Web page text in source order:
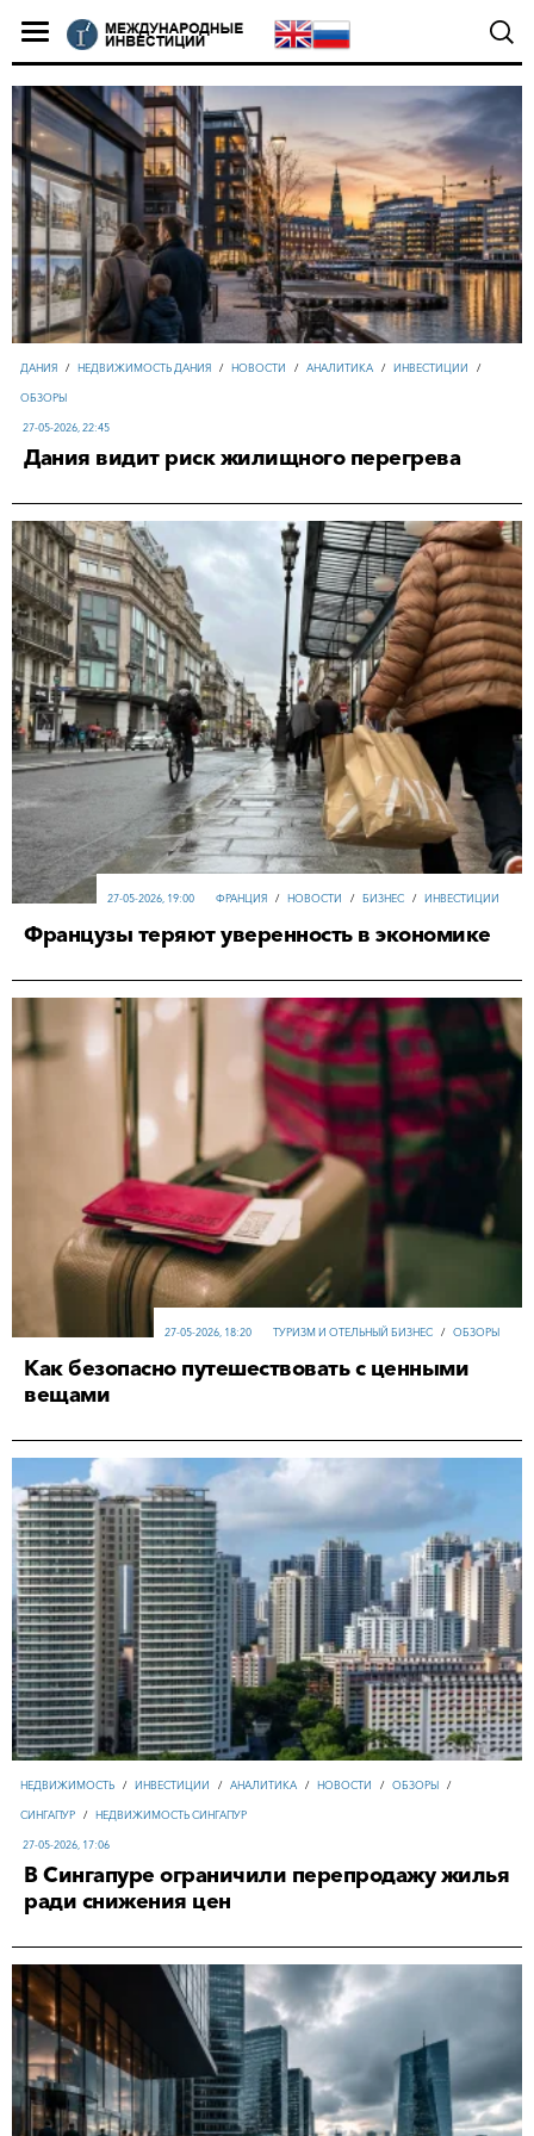
ДАНИЯ / НЕДВИЖИМОСТЬ ДАНИЯ / НОВОСТИ / АНАЛИТИКА / ИНВЕСТИЦИИ /
ОБЗОРЫ
27-05-2026, 22:45
Дания видит риск жилищного перегрева
ФРАНЦИЯ / НОВОСТИ / БИЗНЕС / ИНВЕСТИЦИИ
27-05-2026, 19:00
Французы теряют уверенность в экономике
ТУРИЗМ И ОТЕЛЬНЫЙ БИЗНЕС / ОБЗОРЫ
27-05-2026, 18:20
Как безопасно путешествовать с ценными
вещами
НЕДВИЖИМОСТЬ / ИНВЕСТИЦИИ / АНАЛИТИКА / НОВОСТИ / ОБЗОРЫ /
СИНГАПУР / НЕДВИЖИМОСТЬ СИНГАПУР
27-05-2026, 17:06
В Сингапуре ограничили перепродажу жилья
ради снижения цен